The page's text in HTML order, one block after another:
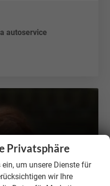
autoservice
Privatsphäre
um unsere Dienste für
wir Ihre